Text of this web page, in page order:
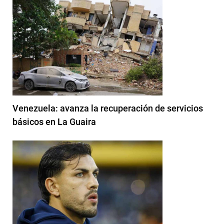
Venezuela: avanza la recuperación de servicios
básicos en La Guaira